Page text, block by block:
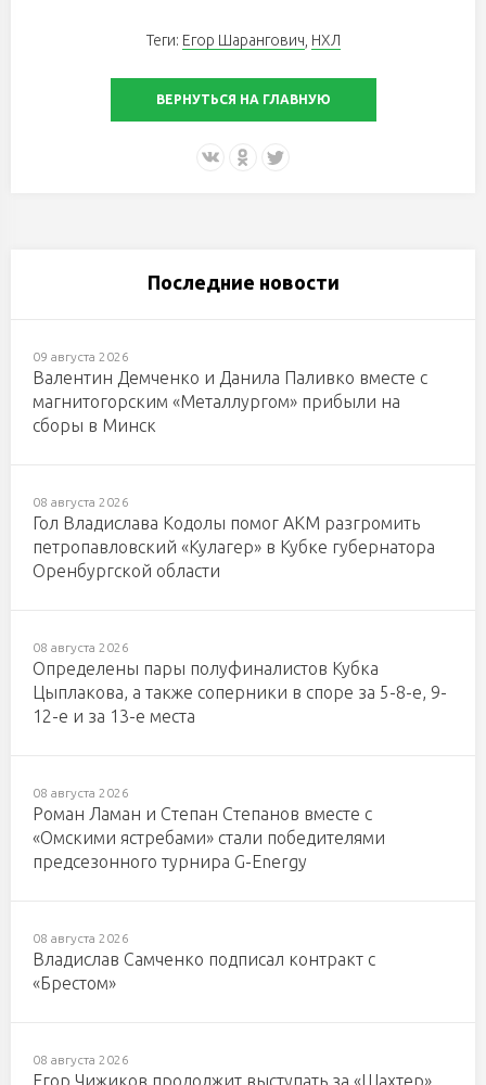
Теги: Егор Шарангович НХЛ
ВЕРНУТЬСЯ НА ГЛАВНУЮ
Последние новости
09 августа 2026
Валентин Демченко и Данила Паливко вместе с
магнитогорским «Металлургом» прибыли на
сборы в Минск
08 августа 2026
Гол Владислава Кодолы помог АКМ разгромить
петропавловский «Кулагер» в Кубке губернатора
Оренбургской области
08 августа 2026
Определены пары полуфиналистов Кубка
Цыплакова, а также соперники в споре за 5-8-е, 9-
12-е и за 13-е места
08 августа 2026
Роман Ламан и Степан Степанов вместе с
«Омскими ястребами» стали победителями
предсезонного турнира G-Energy
08 августа 2026
Владислав Самченко подписал контракт с
«Брестом»
08 августа 2026
Егор Чижиков продолжит выступать за «Шахтер»